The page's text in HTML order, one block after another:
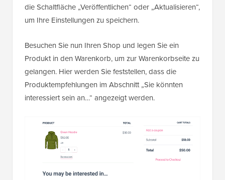
die Schaltfläche „Veröffentlichen“ oder „Aktualisieren“,
um Ihre Einstellungen zu speichern.
Besuchen Sie nun Ihren Shop und legen Sie ein
Produkt in den Warenkorb, um zur Warenkorbseite zu
gelangen. Hier werden Sie feststellen, dass die
Produktempfehlungen im Abschnitt „Sie könnten
interessiert sein an…“ angezeigt werden.